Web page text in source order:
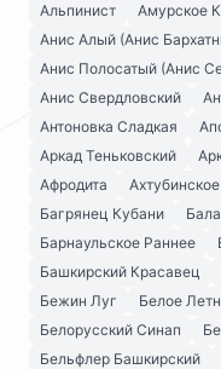
Альпинист
Амурское
Анис Алый (Анис
Анис Полосатый (Анис
Анис Свердловский
Антоновка Сладкая
Аркад Теньковский
Афродита
Ахтубинское
Багрянец Кубани
Барнаульское Раннее
Башкирский Красавец
Бежин Луг
Белое
Белорусский Синап
Бельфлер Башкирский